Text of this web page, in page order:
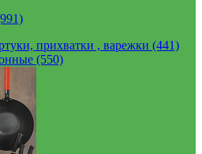
прихватки , варежки (441)
(550)